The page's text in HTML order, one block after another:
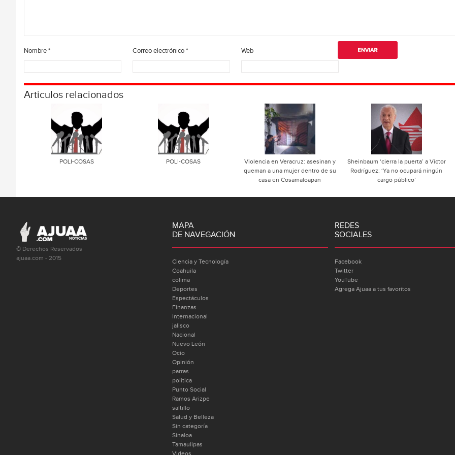
Nombre* Correo electrónico* Web
Articulos relacionados
POLI-COSAS POLI-COSAS
Violencia en Veracruz: asesinan y
queman a una mujer dentro de su
casa en Cosamaloapan
Sheinbaum ‘cierra la puerta’ a Víctor
Rodríguez: ‘Ya no ocupará ningún
cargo público’
© Derechos Reservados
ajuaa.com - 2015
MAPA
DE NAVEGACIÓN
Ciencia y Tecnología
Coahuila
colima
Deportes
Espectáculos
Finanzas
Internacional
jalisco
Nacional
Nuevo León
Ocio
Opinión
parras
politica
Punto Social
Ramos Arizpe
saltillo
Salud y Belleza
Sin categoría
Sinaloa
Tamaulipas
REDES
SOCIALES
Facebook
Twitter
YouTube
Agrega Ajuaa a tus favoritos